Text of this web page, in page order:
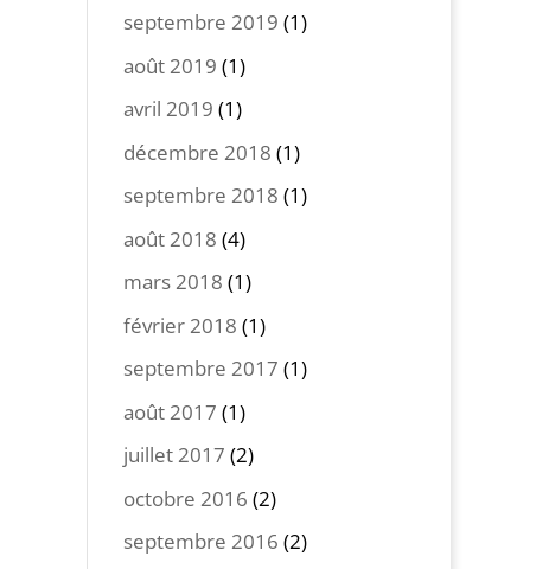
septembre 2019 (1)
août 2019 (1)
avril 2019 (1)
décembre 2018 (1)
septembre 2018 (1)
août 2018 (4)
mars 2018 (1)
février 2018 (1)
septembre 2017 (1)
août 2017 (1)
juillet 2017 (2)
octobre 2016 (2)
septembre 2016 (2)